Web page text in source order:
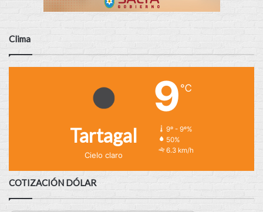
Clima
Tartagal
Cielo claro
9 ℃
9º - 9º%
50%
6.3 km/h
COTIZACIÓN DÓLAR